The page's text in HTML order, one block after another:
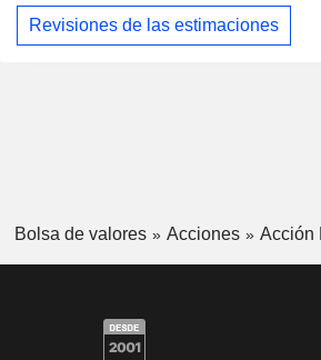
Revisiones de las estimaciones
Bolsa de valores Acciones Acción